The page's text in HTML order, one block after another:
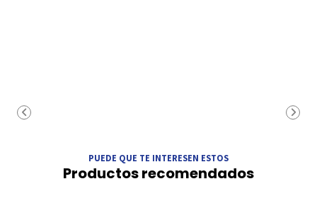
PUEDE QUE TE INTERESEN ESTOS
Productos recomendados